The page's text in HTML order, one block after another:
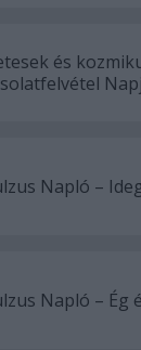
és
Napló –
Napló – Ég